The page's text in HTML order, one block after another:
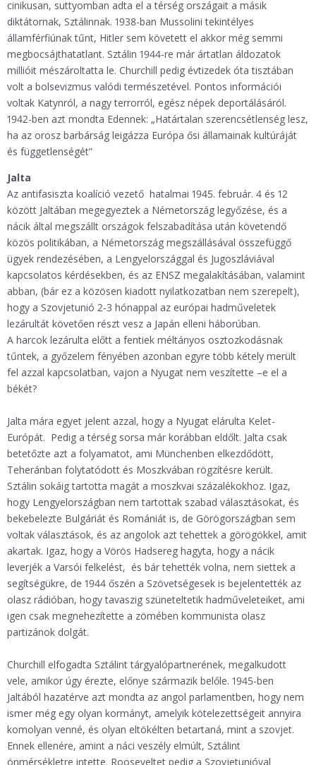
cinikusan, suttyomban adta el a térség országait a másik
diktátornak, Sztálinnak. 1938-ban Mussolini tekintélyes
államférfiúnak tűnt, Hitler sem követett el akkor még semmi
megbocsájthatatlant. Sztálin 1944-re már ártatlan áldozatok
millióit mészároltatta le. Churchill pedig évtizedek óta tisztában
volt a bolsevizmus valódi természetével. Pontos információi
voltak Katynról, a nagy terrorról, egész népek deportálásáról.
1942-ben azt mondta Edennek: „Határtalan szerencsétlenség lesz,
ha az orosz barbárság leigázza Európa ősi államainak kultúráját
és függetlenségét”
Jalta
Az antifasiszta koalíció vezető hatalmai 1945. február. 4 és 12
között Jaltában megegyeztek a Németország legyőzése, és a
nácik által megszállt országok felszabadítása után követendő
közös politikában, a Németország megszállásával összefüggő
ügyek rendezésében, a Lengyelországgal és Jugoszláviával
kapcsolatos kérdésekben, és az ENSZ megalakításában, valamint
abban, (bár ez a közösen kiadott nyilatkozatban nem szerepelt),
hogy a Szovjetunió 2-3 hónappal az európai hadműveletek
lezárultát követően részt vesz a Japán elleni háborúban.
A harcok lezárulta előtt a fentiek méltányos osztozkodásnak
tűntek, a győzelem fényében azonban egyre több kétely merült
fel azzal kapcsolatban, vajon a Nyugat nem veszítette –e el a
békét?
Jalta mára egyet jelent azzal, hogy a Nyugat elárulta Kelet-
Európát. Pedig a térség sorsa már korábban eldőlt. Jalta csak
betetőzte azt a folyamatot, ami Münchenben elkezdődött,
Teheránban folytatódott és Moszkvában rögzítésre került.
Sztálin sokáig tartotta magát a moszkvai százalékokhoz. Igaz,
hogy Lengyelországban nem tartottak szabad választásokat, és
bekebelezte Bulgáriát és Romániát is, de Görögországban sem
voltak választások, és az angolok azt tehettek a görögökkel, amit
akartak. Igaz, hogy a Vörös Hadsereg hagyta, hogy a nácik
leverjék a Varsói felkelést, és bár tehették volna, nem siettek a
segítségükre, de 1944 őszén a Szövetségesek is bejelentették az
olasz rádióban, hogy tavaszig szüneteltetik hadműveleteiket, ami
igen csak megnehezítette a zömében kommunista olasz
partizánok dolgát.
Churchill elfogadta Sztálint tárgyalópartnerének, megalkudott
vele, amikor úgy érezte, előnye származik belőle. 1945-ben
Jaltából hazatérve azt mondta az angol parlamentben, hogy nem
ismer még egy olyan kormányt, amelyik kötelezettségeit annyira
komolyan venné, és olyan eltökélten betartaná, mint a szovjet.
Ennek ellenére, amint a náci veszély elmúlt, Sztálint
önmérsékletre intette. Rooseveltet pedig a Szovjetunióval